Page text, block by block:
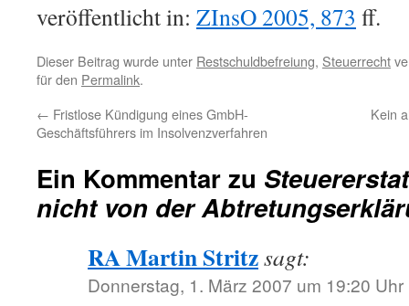
veröffentlicht in: ZInsO 2005, 873 ff.
Dieser Beitrag wurde unter Restschuldbefreiung, Steuerrecht
für den Permalink.
← Fristlose Kündigung eines GmbH-
Geschäftsführers im Insolvenzverfahren
Kein
Ein Kommentar zu
nicht von der
RA Martin Stritzsagt:
Donnerstag, 1. März 2007 um 19:20 Uhr